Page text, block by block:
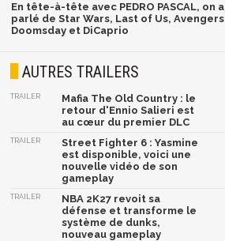
En tête-à-tête avec PEDRO PASCAL, on a
parlé de Star Wars, Last of Us, Avengers
Doomsday et DiCaprio
AUTRES TRAILERS
TRAILER
Mafia The Old Country : le
retour d'Ennio Salieri est
au cœur du premier DLC
TRAILER
Street Fighter 6 : Yasmine
est disponible, voici une
nouvelle vidéo de son
gameplay
TRAILER
NBA 2K27 revoit sa
défense et transforme le
système de dunks,
nouveau gameplay